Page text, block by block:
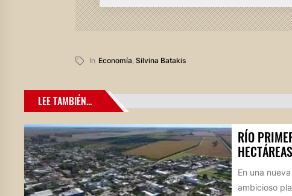
In Economía Silvina Batakis
LEE TAMBIÉN...
RÍO
En una
ambicioso